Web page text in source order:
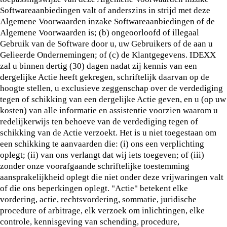
Softwareaanbiedingen valt of anderszins in strijd met deze
Algemene Voorwaarden inzake Softwareaanbiedingen of de
Algemene Voorwaarden is; (b) ongeoorloofd of illegaal
Gebruik van de Software door u, uw Gebruikers of de aan u
Gelieerde Ondernemingen; of (c) de Klantgegevens. IDEXX
zal u binnen dertig (30) dagen nadat zij kennis van een
dergelijke Actie heeft gekregen, schriftelijk daarvan op de
hoogte stellen, u exclusieve zeggenschap over de verdediging
tegen of schikking van een dergelijke Actie geven, en u (op uw
kosten) van alle informatie en assistentie voorzien waarom u
redelijkerwijs ten behoeve van de verdediging tegen of
schikking van de Actie verzoekt. Het is u niet toegestaan om
een schikking te aanvaarden die: (i) ons een verplichting
oplegt; (ii) van ons verlangt dat wij iets toegeven; of (iii)
zonder onze voorafgaande schriftelijke toestemming
aansprakelijkheid oplegt die niet onder deze vrijwaringen valt
of die ons beperkingen oplegt. "Actie" betekent elke
vordering, actie, rechtsvordering, sommatie, juridische
procedure of arbitrage, elk verzoek om inlichtingen, elke
controle, kennisgeving van schending, procedure,